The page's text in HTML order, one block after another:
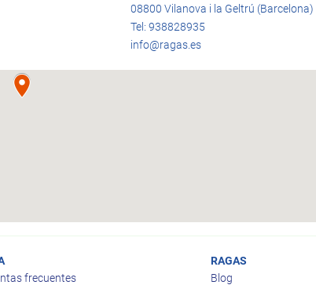
08800 Vilanova i la Geltrú (Barcelona)
Tel: 938828935
info@ragas.es
frecuentes
RAGAS
Blog